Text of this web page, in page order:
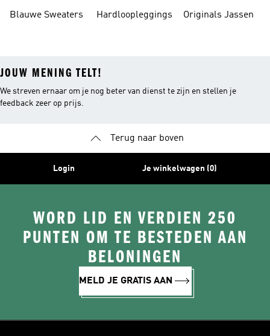
Blauwe Sweaters
Hardloopleggings
Originals Jassen
JOUW MENING TELT!
We streven ernaar om je nog beter van dienst te zijn en stellen je
feedback zeer op prijs.
Terug naar boven
Login Je winkelwagen (0)
WORD LID EN VERDIEN 250
PUNTEN OM TE BESTEDEN AAN
BELONINGEN
MELD JE GRATIS AAN